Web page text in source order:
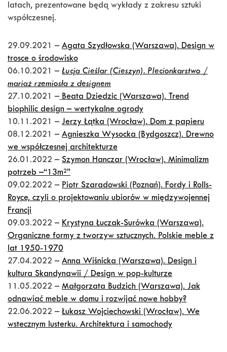
latach, prezentowane będą wykłady z zakresu sztuki
współczesnej.
29.09.2021 – Agata Szydłowska (Warszawa). Design w
trosce o środowisko
06.10.2021 – Łucja Cieślar (Cieszyn). Plecionkarstwo /
mariaż rzemiosła z designem
27.10.2021 – Beata Dziedzic (Warszawa). Trend
biophilic design – wertykalne ogrody
10.11.2021 – Jerzy Łątka (Wrocław). Dom z papieru
08.12.2021 – Agnieszka Wysocka (Bydgoszcz). Drewno
we współczesnej architekturze
26.01.2022 – Szymon Hanczar (Wrocław). Minimalizm
potrzeb –“13m²”
09.02.2022 – Piotr Szaradowski (Poznań). Fordy i Rolls-
Royce, czyli o projektowaniu ubiorów w międzywojennej
Francji
09.03.2022 – Krystyna Łuczak-Surówka (Warszawa).
Organiczne formy z tworzyw sztucznych. Polskie meble z
lat 1950-1970
27.04.2022 – Anna Wiśnicka (Warszawa). Design i
kultura Skandynawii / Design w pop-kulturze
11.05.2022 – Małgorzata Budzich (Warszawa). Jak
odnawiać meble w domu i rozwijać nowe hobby?
22.06.2022 – Łukasz Wojciechowski (Wrocław). We
wstecznym lusterku. Architektura i samochody